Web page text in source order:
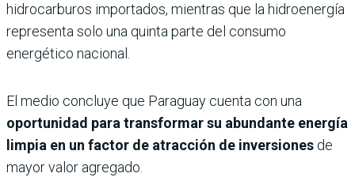
hidrocarburos importados, mientras que la hidroenergía
representa solo una quinta parte del consumo
energético nacional.
El medio concluye que Paraguay cuenta con una
oportunidad para transformar su abundante energía
limpia en un factor de atracción de inversiones de
mayor valor agregado.